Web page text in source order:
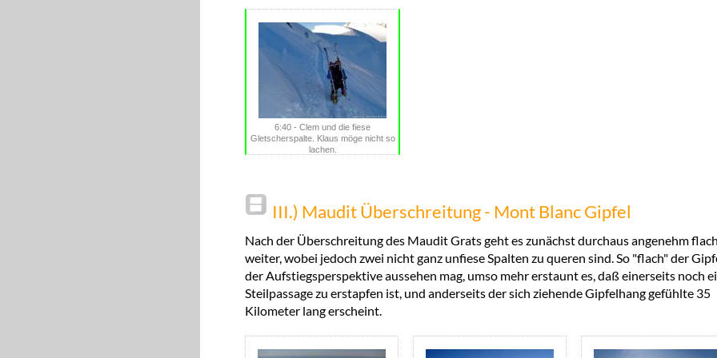
6:40 - Clem und die fiese
Gletscherspalte. Klaus möge nicht so
lachen.
III.) Maudit Überschreitung - Mont Blanc Gipfel
Nach der Überschreitung des Maudit Grats geht es zunächst durchaus angenehm flach
weiter, wobei jedoch zwei nicht ganz unfiese Spalten zu queren sind. So "flach" der
der Aufstiegsperspektive aussehen mag, umso mehr erstaunt es, daß einerseits noch
Steilpassage zu erstapfen ist, und anderseits der sich ziehende Gipfelhang gefühlte 35
Kilometer lang erscheint.